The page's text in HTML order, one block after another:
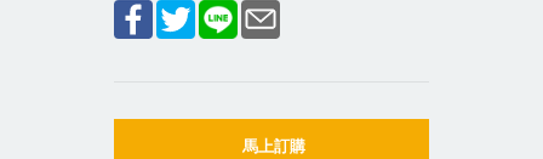
馬上訂購